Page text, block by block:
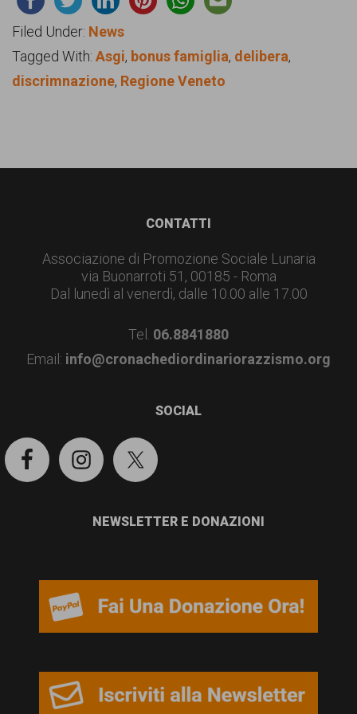
Filed Under: News
Tagged With: Asgi, bonus famiglia, delibera,
discrimnazione, Regione Veneto
CONTATTI
Associazione di Promozione Sociale Lunaria
via Buonarroti 51, 00185 - Roma
Dal lunedì al venerdì, dalle 10.00 alle 17.00
Tel. 06.8841880
Email: info@cronachediordinariorazzismo.org
SOCIAL
NEWSLETTER E DONAZIONI